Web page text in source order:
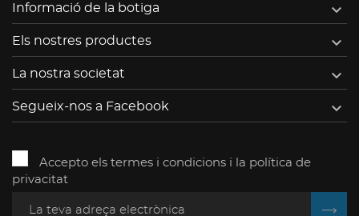
Informació de la botiga 
Els nostres productes 
La nostra societat 
Segueix-nos a Facebook 
Accepto els termes i condicions i la política de
privacitat